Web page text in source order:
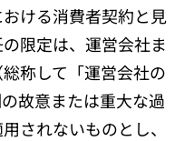
ける消費者契約と見
限定は、運営会社ま
称して「運営会社の
故意または重大な過
されないものとし、